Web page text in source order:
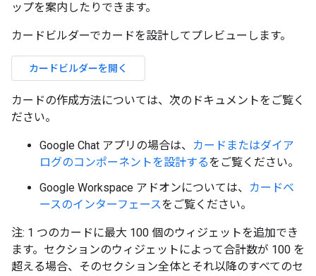
ップを案内したりできます。
カードビルダーでカードを設計してプレビューします。
カードビルダーを開く
カードの作成方法については、次のドキュメントをご覧く
ださい。
Google Chat アプリの場合は、
カードまたはダイア
ログのコンポーネントを設計するをご覧ください。
Google Workspace アドオンについては、
カードベ
ースのインターフェースをご覧ください。
注: 1 つのカードに最大 100 個のウィジェットを追加でき
ます。セクションのウィジェットによって合計数が 100 を
超える場合、そのセクション全体とそれ以降のすべてのセ